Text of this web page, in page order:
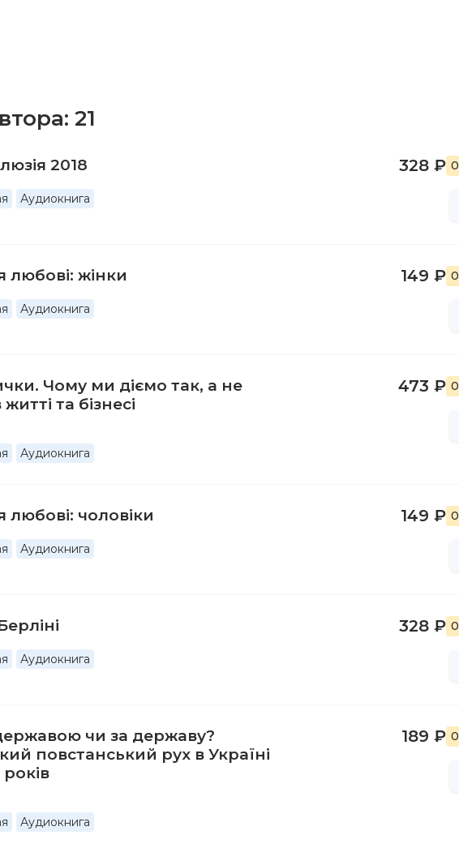
21
2018
Аудиокнига
328 ₽ 0
любові: жінки
Аудиокнига
149 ₽ 0
Чому ми діємо так, а не
та бізнесі
Аудиокнига
473 ₽ 0
любові: чоловіки
Аудиокнига
149 ₽ 0
Аудиокнига
328 ₽ 0
чи за державу?
повстанський рух в Україні
років
Аудиокнига
189 ₽ 0